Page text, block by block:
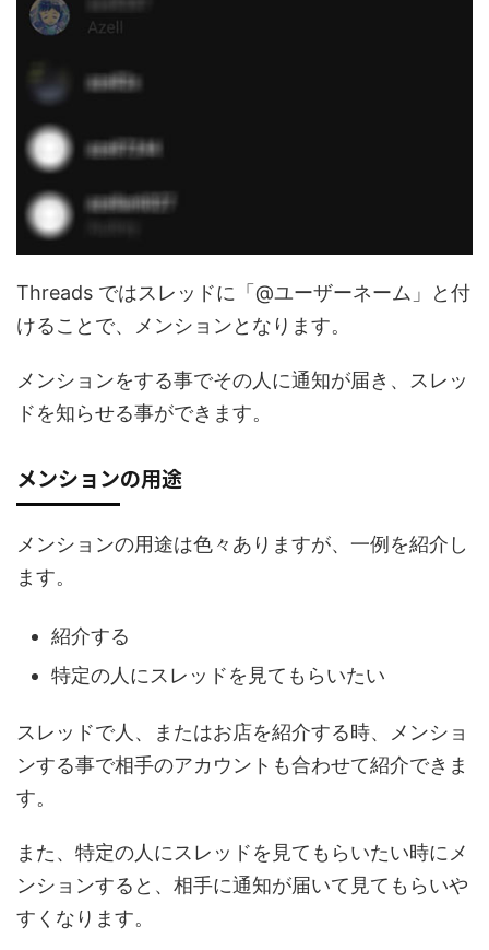
Threads ではスレッドに「@ユーザーネーム」と付
けることで、メンションとなります。
メンションをする事でその人に通知が届き、スレッ
ドを知らせる事ができます。
メンションの用途
メンションの用途は色々ありますが、一例を紹介し
ます。
紹介する
特定の人にスレッドを見てもらいたい
スレッドで人、またはお店を紹介する時、メンショ
ンする事で相手のアカウントも合わせて紹介できま
す。
また、特定の人にスレッドを見てもらいたい時にメ
ンションすると、相手に通知が届いて見てもらいや
すくなります。